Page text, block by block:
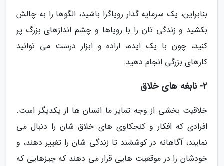
بنابراین، یک سرمایه گذار رویاگرا باشید، الگوها را به چالش
بکشید و زندگی تان را با رویاها و چشم اندازهای بزرگ پر
کنید، چون با یک ایده، اراده و ابزار درست می توانید
کارهای بزرگی انجام دهید.
2- نابغه های خلاق
خلاقیت بخشی از وجه تمایز ما انسان ها از یکدیگر است.
افرادی که افکار و کنجکاوی های خلاق شان را دنبال می
نمایند، آگاهانه در کوششند تا زندگی شان را تغییر دهند، و
خودشان را در موقعیت هایی قرار می دهند که چیزهایی که